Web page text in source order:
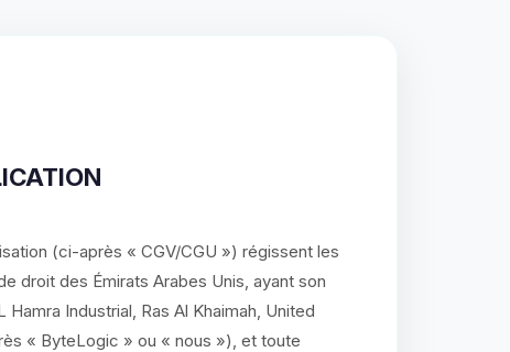
(ci-après « CGV/CGU ») régissent les
droit des Émirats Arabes Unis, ayant son
Industrial, Ras Al Khaimah, United
« ByteLogic » ou « nous »), et toute